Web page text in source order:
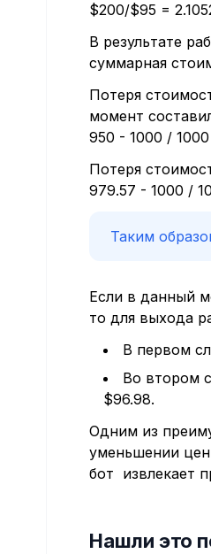
$200/$95 =
В результате
суммарная
Потеря
момент
950 - 1000 /
Потеря
979.57 - 1000 /
Таким
Если в данный
то для выхода
В первом
Во втором
$96.98.
Одним из
уменьшении
бот извлекает
Нашли это